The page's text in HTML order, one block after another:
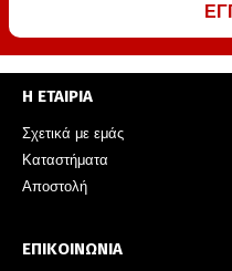
Η ΕΤΑΙΡΙΑ
Σχετικά με εμάς
Καταστήματα
Αποστολή
ΕΠΙΚΟΙΝΩΝΙΑ